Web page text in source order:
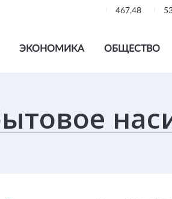
467,48
ЭКОНОМИКА ОБЩЕСТВО